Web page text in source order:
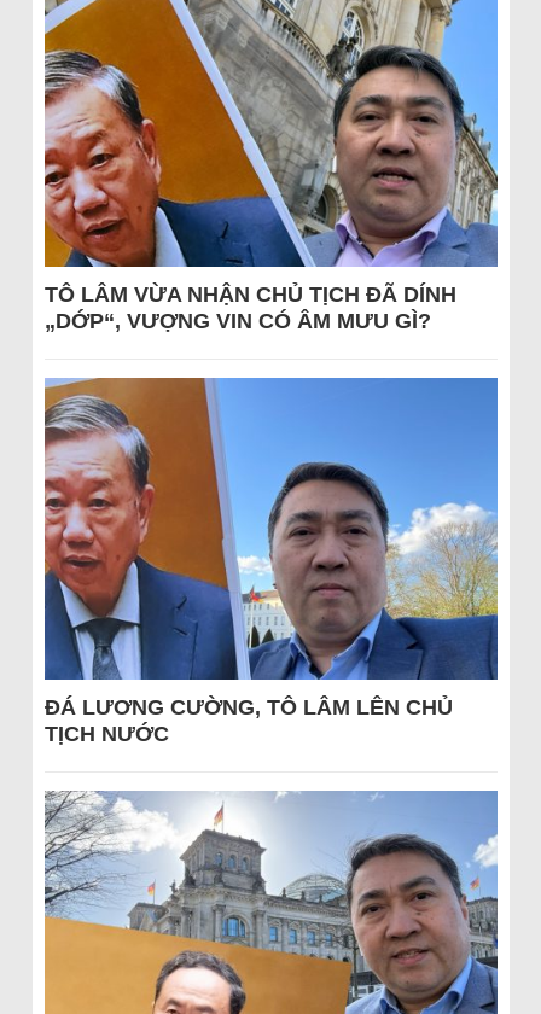
TÔ LÂM VỪA NHẬN CHỦ TỊCH ĐÃ DÍNH
„DỚP“, VƯỢNG VIN CÓ ÂM MƯU GÌ?
ĐÁ LƯƠNG CƯỜNG, TÔ LÂM LÊN CHỦ
TỊCH NƯỚC